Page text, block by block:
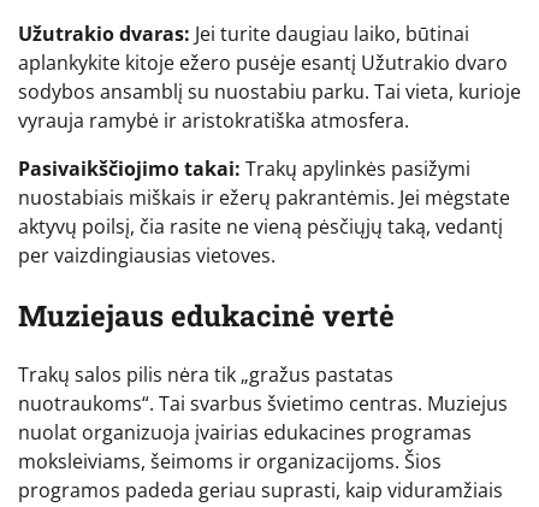
Užutrakio dvaras: Jei turite daugiau laiko, būtinai
aplankykite kitoje ežero pusėje esantį Užutrakio dvaro
sodybos ansamblį su nuostabiu parku. Tai vieta, kurioje
vyrauja ramybė ir aristokratiška atmosfera.
Pasivaikščiojimo takai: Trakų apylinkės pasižymi
nuostabiais miškais ir ežerų pakrantėmis. Jei mėgstate
aktyvų poilsį, čia rasite ne vieną pėsčiųjų taką, vedantį
per vaizdingiausias vietoves.
Muziejaus edukacinė vertė
Trakų salos pilis nėra tik „gražus pastatas
nuotraukoms“. Tai svarbus švietimo centras. Muziejus
nuolat organizuoja įvairias edukacines programas
moksleiviams, šeimoms ir organizacijoms. Šios
programos padeda geriau suprasti, kaip viduramžiais